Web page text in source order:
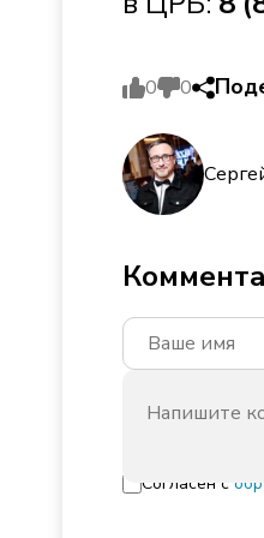
0 0
Согласен с